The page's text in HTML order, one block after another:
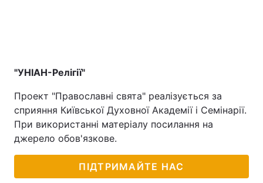
"УНІАН-Релігії"
Проект "Православні свята" реалізується за
сприяння Київської Духовної Академії і Семінарії.
При використанні матеріалу посилання на
джерело обов'язкове.
ПІДТРИМАЙТЕ НАС